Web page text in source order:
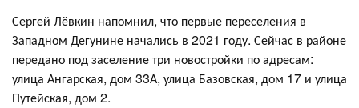
Сергей Лёвкин напомнил, что первые переселения в
Западном Дегунине начались в 2021 году. Сейчас в районе
передано под заселение три новостройки по адресам:
улица Ангарская, дом 33А, улица Базовская, дом 17 и улица
Путейская, дом 2.